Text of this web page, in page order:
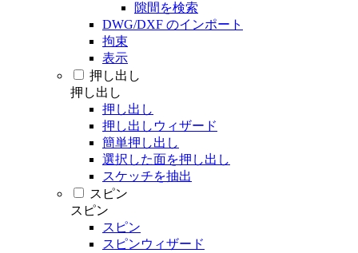
隙間を検索
DWG/DXF のインポート
拘束
表示
押し出し
押し出し
押し出し
押し出しウィザード
簡単押し出し
選択した面を押し出し
スケッチを抽出
スピン
スピン
スピン
スピンウィザード